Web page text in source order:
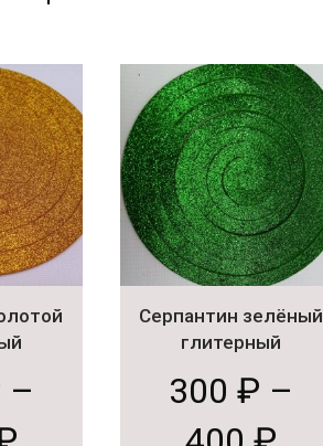
–
Серпантин зелёный
глитерный
300 ₽ –